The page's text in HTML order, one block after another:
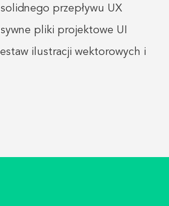
przepływu UX
pliki projektowe UI
ilustracji wektorowych i